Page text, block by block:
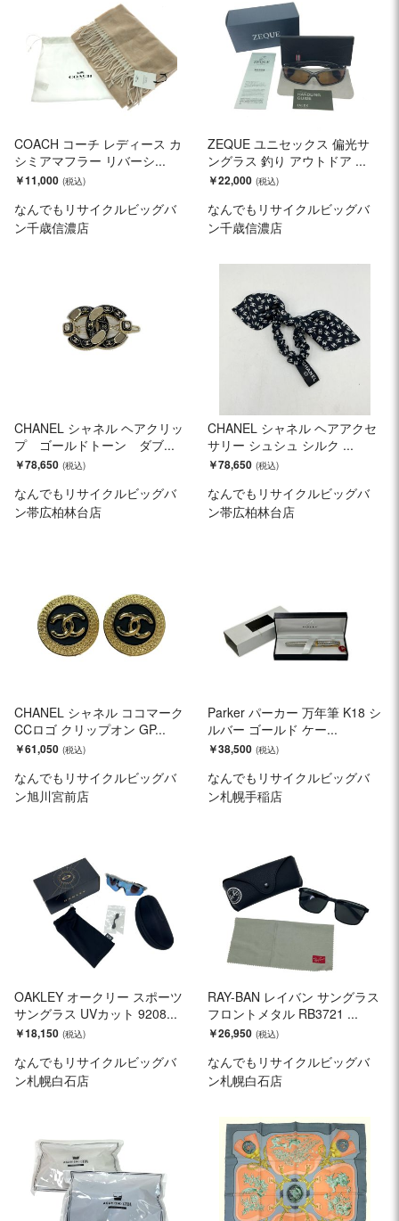
COACH コーチ レディース カ
シミアマフラー リバーシ...
￥11,000
なんでもリサイクルビッグバ
ン千歳信濃店
ZEQUE ユニセックス 偏光サ
ングラス 釣り アウトドア ...
￥22,000
なんでもリサイクルビッグバ
ン千歳信濃店
CHANEL シャネル ヘアクリッ
プ ゴールドトーン ダブ...
￥78,650
なんでもリサイクルビッグバ
ン帯広柏林台店
CHANEL シャネル ヘアアクセ
サリー シュシュ シルク ...
￥78,650
なんでもリサイクルビッグバ
ン帯広柏林台店
CHANEL シャネル ココマーク
CCロゴ クリップオン GP...
￥61,050
なんでもリサイクルビッグバ
ン旭川宮前店
Parker パーカー 万年筆 K18 シ
ルバー ゴールド ケー...
￥38,500
なんでもリサイクルビッグバ
ン札幌手稲店
OAKLEY オークリー スポーツ
サングラス UVカット 9208...
￥18,150
なんでもリサイクルビッグバ
ン札幌白石店
RAY-BAN レイバン サングラス
フロントメタル RB3721 ...
￥26,950
なんでもリサイクルビッグバ
ン札幌白石店